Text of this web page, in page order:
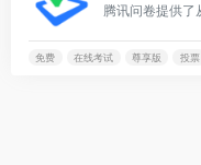
免费 在线考试 尊享版 投票